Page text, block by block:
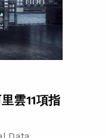
雲11項指